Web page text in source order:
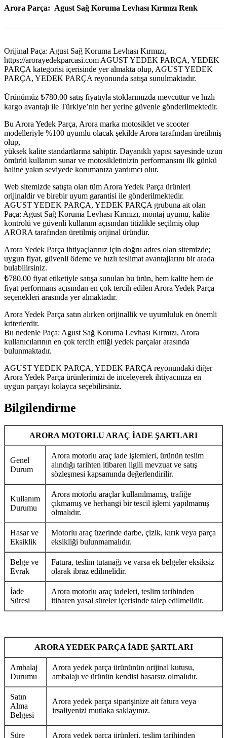
Arora Parça: Agust Sağ Koruma Levhası Kırmızı Renk
Orijinal Paça: Agust Sağ Koruma Levhası Kırmızı,
https://arorayedekparcasi.com AGUST YEDEK PARÇA, YEDEK
PARÇA kategorisi içerisinde yer almakta olup, AGUST YEDEK
PARÇA, YEDEK PARÇA reyonunda satışa sunulmaktadır.
Ürünümüz ₺780.00 satış fiyatıyla stoklarımızda mevcuttur ve hızlı
kargo avantajı ile Türkiye’nin her yerine güvenle gönderilmektedir.
Bu Arora Yedek Parça, Arora marka motosiklet ve scooter
modelleriyle %100 uyumlu olacak şekilde Arora tarafından üretilmiş
olup,
yüksek kalite standartlarına sahiptir. Dayanıklı yapısı sayesinde uzun
ömürlü kullanım sunar ve motosikletinizin performansını ilk günkü
haline yakın seviyede korumanıza yardımcı olur.
Web sitemizde satışta olan tüm Arora Yedek Parça ürünleri
orijinaldir ve birebir uyum garantisi ile gönderilmektedir.
AGUST YEDEK PARÇA, YEDEK PARÇA grubuna ait olan
Paça: Agust Sağ Koruma Levhası Kırmızı, montaj uyumu, kalite
kontrolü ve güvenli kullanım açısından titizlikle seçilmiş olup
ARORA tarafından üretilmiş orijinal üründür.
Arora Yedek Parça ihtiyaçlarınız için doğru adres olan sitemizde;
uygun fiyat, güvenli ödeme ve hızlı teslimat avantajlarını bir arada
bulabilirsiniz.
₺780.00 fiyat etiketiyle satışa sunulan bu ürün, hem kalite hem de
fiyat performans açısından en çok tercih edilen Arora Yedek Parça
seçenekleri arasında yer almaktadır.
Arora Yedek Parça satın alırken orijinallik ve uyumluluk en önemli
kriterlerdir.
Bu nedenle Paça: Agust Sağ Koruma Levhası Kırmızı, Arora
kullanıcılarının en çok tercih ettiği yedek parçalar arasında
bulunmaktadır.
AGUST YEDEK PARÇA, YEDEK PARÇA reyonundaki diğer
Arora Yedek Parça ürünlerimizi de inceleyerek ihtiyacınıza en
uygun parçayı kolayca seçebilirsiniz.
Bilgilendirme
ARORA MOTORLU ARAÇ İADE ŞARTLARI
Genel
Durum
Arora motorlu araç iade işlemleri, ürünün teslim
alındığı tarihten itibaren ilgili mevzuat ve satış
sözleşmesi kapsamında değerlendirilir.
Kullanım
Durumu
Arora motorlu araçlar kullanılmamış, trafiğe
çıkmamış ve herhangi bir tescil işlemi yapılmamış
olmalıdır.
Hasar ve
Eksiklik
Motorlu araç üzerinde darbe, çizik, kırık veya parça
eksikliği bulunmamalıdır.
Belge ve
Evrak
Fatura, teslim tutanağı ve varsa ek belgeler eksiksiz
olarak ibraz edilmelidir.
İade
Süresi
Arora motorlu araç iadeleri, teslim tarihinden
itibaren yasal süreler içerisinde talep edilmelidir.
ARORA YEDEK PARÇA İADE ŞARTLARI
Ambalaj
Durumu
Arora yedek parça ürününün orijinal kutusu,
ambalajı ve ürünün kendisi hasarsız olmalıdır.
Satın
Alma
Belgesi
Arora yedek parça siparişinize ait fatura veya
irsaliyenizi mutlaka saklayınız.
Süre Arora yedek parça ürünleri, teslim tarihinden